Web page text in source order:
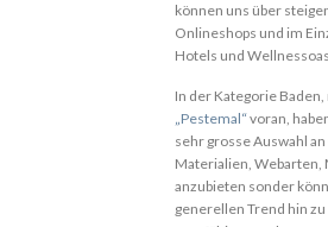
können uns über
Onlineshops und im
Hotels und
In der Kategorie
„Pestemal“voran,
sehr grosse Auswahl
Materialien, Webarten,
anzubieten sonder
generellen Trend hin